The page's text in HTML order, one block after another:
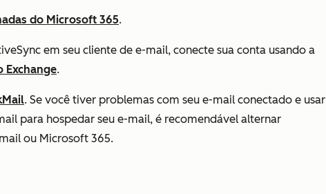
do Microsoft 365.
em seu cliente de e-mail, conecte sua conta usando a
Exchange.
. Se você tiver problemas com seu e-mail conectado e usar
para hospedar seu e-mail, é recomendável alternar
ou Microsoft 365.